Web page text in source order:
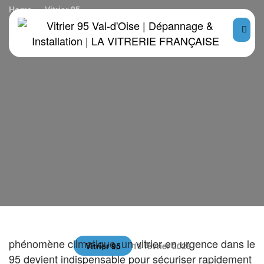
Home
Vitrier 95
Urgence vitrerie dans le 95 : vitre cassée, que faire ?
Vitrier 95 13 février 2026
phénomène climatique, un vitrier en urgence dans le
95 devient indispensable pour sécuriser rapidement